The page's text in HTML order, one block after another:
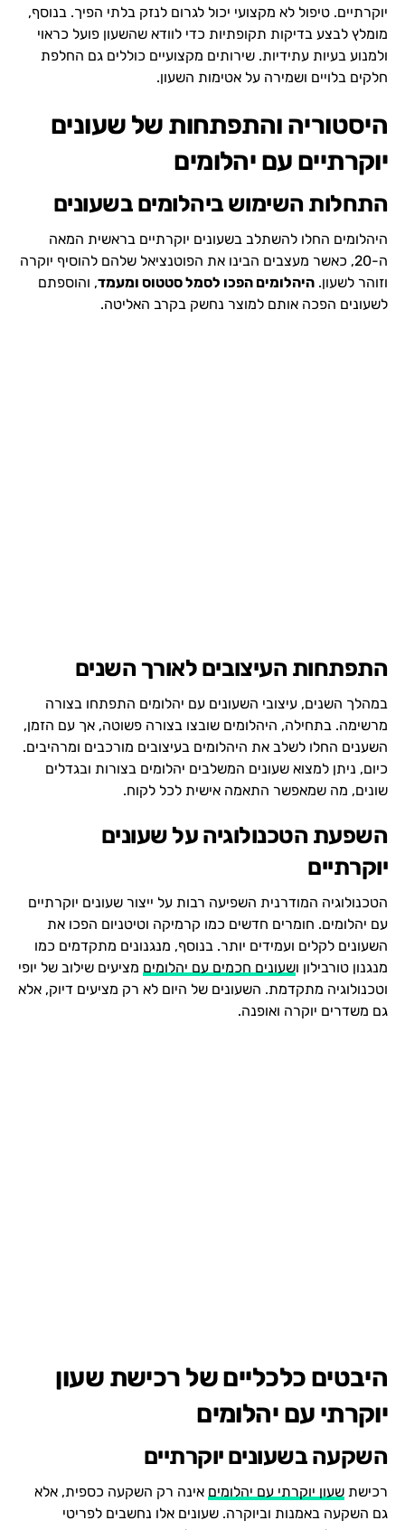
יוקרתיים. טיפול לא מקצועי יכול לגרום לנזק בלתי הפיך. בנוסף,
מומלץ לבצע בדיקות תקופתיות כדי לוודא שהשעון פועל כראוי
ולמנוע בעיות עתידיות. שירותים מקצועיים כוללים גם החלפת
חלקים בלויים ושמירה על אטימות השעון.
היסטוריה והתפתחות של שעונים
יוקרתיים עם יהלומים
התחלות השימוש ביהלומים בשעונים
היהלומים החלו להשתלב בשעונים יוקרתיים בראשית המאה
ה-20, כאשר מעצבים הבינו את הפוטנציאל שלהם להוסיף יוקרה
וזוהר לשעון. היהלומים הפכו לסמל סטטוס ומעמד, והוספתם
לשעונים הפכה אותם למוצר נחשק בקרב האליטה.
התפתחות העיצובים לאורך השנים
במהלך השנים, עיצובי השעונים עם יהלומים התפתחו בצורה
מרשימה. בתחילה, היהלומים שובצו בצורה פשוטה, אך עם הזמן,
השענים החלו לשלב את היהלומים בעיצובים מורכבים ומרהיבים.
כיום, ניתן למצוא שעונים המשלבים יהלומים בצורות ובגדלים
שונים, מה שמאפשר התאמה אישית לכל לקוח.
השפעת הטכנולוגיה על שעונים
יוקרתיים
הטכנולוגיה המודרנית השפיעה רבות על ייצור שעונים יוקרתיים
עם יהלומים. חומרים חדשים כמו קרמיקה וטיטניום הפכו את
השעונים לקלים ועמידים יותר. בנוסף, מנגנונים מתקדמים כמו
מנגנון טורבילון ושעונים חכמים עם יהלומים מציעים שילוב של יופי
וטכנולוגיה מתקדמת. השעונים של היום לא רק מציעים דיוק, אלא
גם משדרים יוקרה ואופנה.
היבטים כלכליים של רכישת שעון
יוקרתי עם יהלומים
השקעה בשעונים יוקרתיים
רכישת שעון יוקרתי עם יהלומים אינה רק השקעה כספית, אלא
גם השקעה באמנות וביוקרה. שעונים אלו נחשבים לפריטי